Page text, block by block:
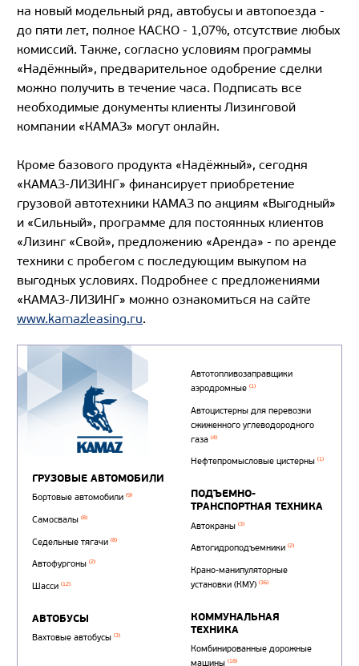
на новый модельный ряд, автобусы и автопоезда -
до пяти лет, полное КАСКО - 1,07%, отсутствие любых
комиссий. Также, согласно условиям программы
«Надёжный», предварительное одобрение сделки
можно получить в течение часа. Подписать все
необходимые документы клиенты Лизинговой
компании «КАМАЗ» могут онлайн.
Кроме базового продукта «Надёжный», сегодня
«КАМАЗ-ЛИЗИНГ» финансирует приобретение
грузовой автотехники КАМАЗ по акциям «Выгодный»
и «Сильный», программе для постоянных клиентов
«Лизинг «Свой», предложению «Аренда» - по аренде
техники с пробегом с последующим выкупом на
выгодных условиях. Подробнее с предложениями
«КАМАЗ-ЛИЗИНГ» можно ознакомиться на сайте
www.kamazleasing.ru.